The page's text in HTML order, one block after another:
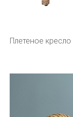
Плетеное кресло